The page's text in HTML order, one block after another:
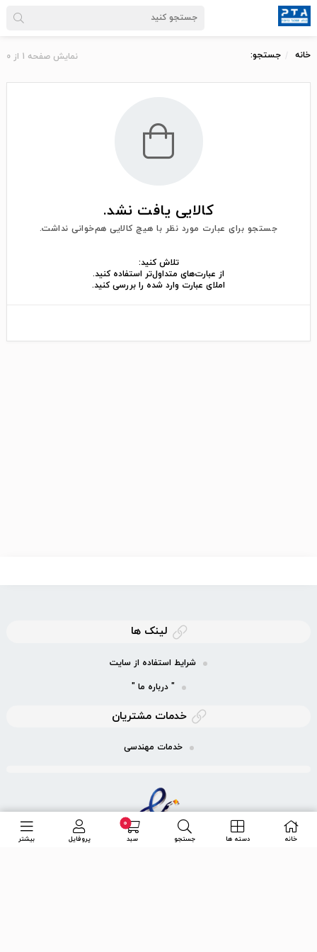
خانه جستجو: نمایش صفحه 1 از0
کالایی یافت نشد.
جستجو برای عبارت مورد نظر با هیچ کالایی هم‌خوانی نداشت.
تلاش کنید:
از عبارت‌های متداول‌تر استفاده کنید.
املای عبارت وارد شده را بررسی کنید.
خانه دسته ها جستجو
0
سبد پروفایل بیشتر
لینک ها
شرایط استفاده از سایت
" درباره ما "
خدمات مشتریان
خدمات مهندسی